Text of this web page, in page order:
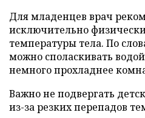
Для младенцев врач
исключительно
температуры тела. По
можно споласкивать
немного прохладнее
Важно не подвергать
из-за резких перепадов